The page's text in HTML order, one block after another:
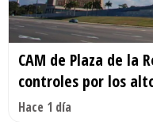
CAM de Plaza de la
controles por los
Hace 1 día